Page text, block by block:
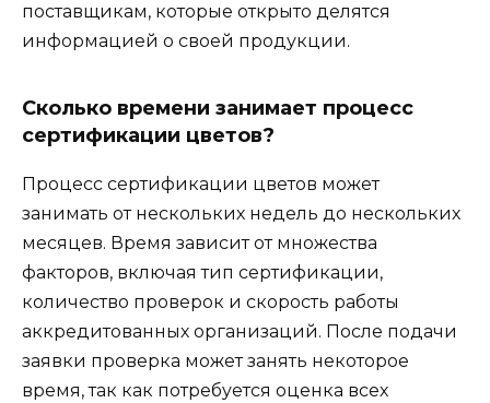
поставщикам, которые открыто делятся
информацией о своей продукции.
Сколько времени занимает процесс
сертификации цветов?
Процесс сертификации цветов может
занимать от нескольких недель до нескольких
месяцев. Время зависит от множества
факторов, включая тип сертификации,
количество проверок и скорость работы
аккредитованных организаций. После подачи
заявки проверка может занять некоторое
время, так как потребуется оценка всех